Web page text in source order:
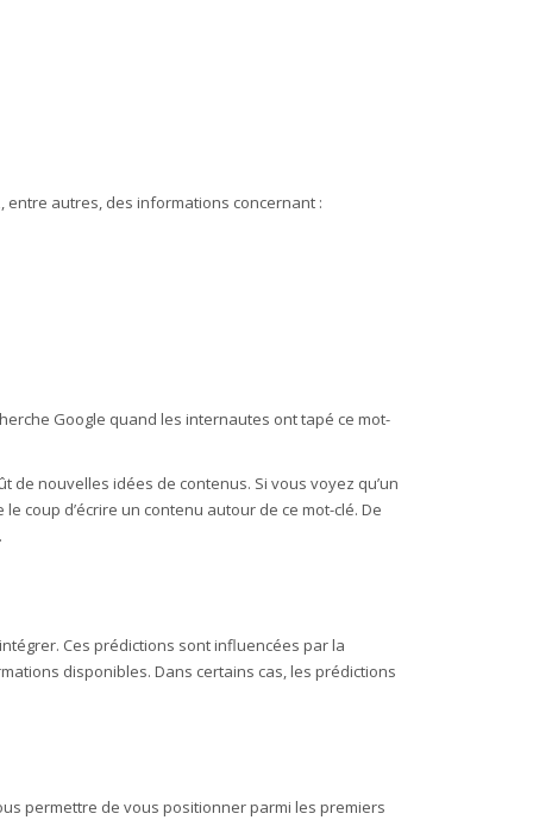
autres, des informations concernant :
Google quand les internautes ont tapé ce mot-
de nouvelles idées de contenus. Si vous voyez qu’un
coup d’écrire un contenu autour de ce mot-clé. De
Ces prédictions sont influencées par la
disponibles. Dans certains cas, les prédictions
permettre de vous positionner parmi les premiers